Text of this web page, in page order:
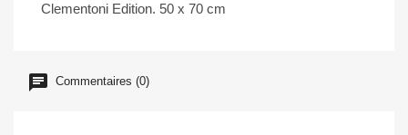
Clementoni Edition. 50 x 70 cm
Commentaires (0)